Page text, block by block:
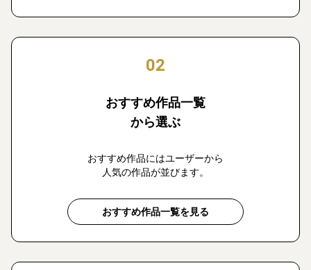
02
おすすめ作品一覧
から選ぶ
おすすめ作品にはユーザーから
人気の作品が並びます。
おすすめ作品一覧を見る